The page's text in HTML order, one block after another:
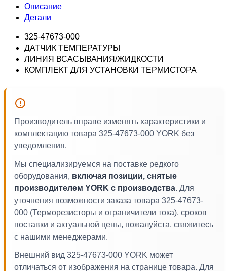
Описание
Детали
325-47673-000
ДАТЧИК ТЕМПЕРАТУРЫ
ЛИНИЯ ВСАСЫВАНИЯ/ЖИДКОСТИ
КОМПЛЕКТ ДЛЯ УСТАНОВКИ ТЕРМИСТОРА
Производитель вправе изменять характеристики и
комплектацию товара 325-47673-000 YORK без
уведомления.
Мы специализируемся на поставке редкого
оборудования, включая позиции, снятые
производителем YORK с производства. Для
уточнения возможности заказа товара 325-47673-
000 (Терморезисторы и ограничители тока), сроков
поставки и актуальной цены, пожалуйста, свяжитесь
с нашими менеджерами.
Внешний вид 325-47673-000 YORK может
отличаться от изображения на странице товара. Для